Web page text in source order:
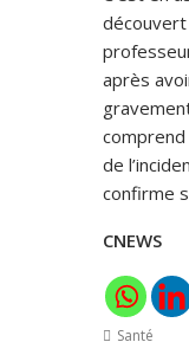
après
de
confirme
CNEWS
Santé